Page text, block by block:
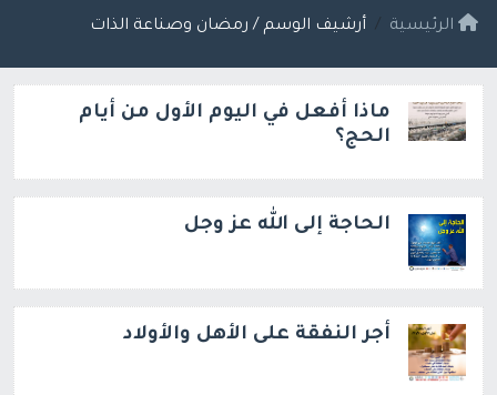
الرئيسية أرشيف الوسم / رمضان وصناعة الذات
ماذا أفعل في اليوم الأول من أيام
الحج؟
الحاجة إلى الله عز وجل
أجر النفقة على الأهل والأولاد